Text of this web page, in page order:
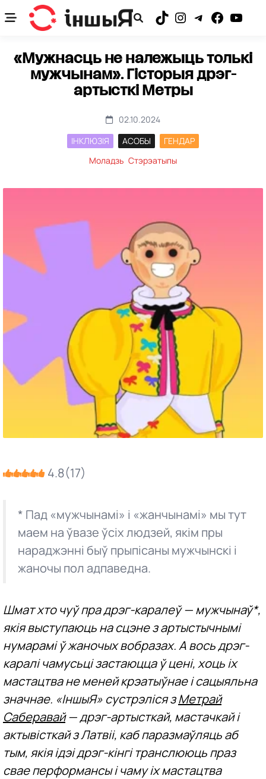
to
«Мужнасць не належыць толькі
мужчынам». Гісторыя дрэг-
артысткі Метры
02.10.2024
ІНКЛЮЗІЯ
АСОБЫ
ГЕНДАР
Моладзь Стэрэатыпы
4.8(17)
* Пад «мужчынамі» і «жанчынамі» мы тут
маем на ўвазе ўсіх людзей, якім пры
нараджэнні быў прыпісаны мужчынскі і
жаночы пол адпаведна.
Шмат хто чуў пра дрэг-каралеў — мужчынаў*,
якія выступаюць на сцэне з артыстычнымі
нумарамі ў жаночых вобразах. А вось дрэг-
каралі чамусьці застаюцца ў цені, хоць іх
мастацтва не меней крэатыўнае і сацыяльна
значнае. «ІншыЯ» сустрэліся зМетрай
Саберавай— дрэг-артысткай, мастачкай і
актывісткай з Латвіі, каб паразмаўляць аб
тым, якія ідэі дрэг-кінгі транслююць праз
свае перформансы і чаму іх мастацтва